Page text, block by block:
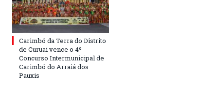
Carimbó da Terra do Distrito
de Curuai vence o 4º
Concurso Intermunicipal de
Carimbó do Arraiá dos
Pauxis